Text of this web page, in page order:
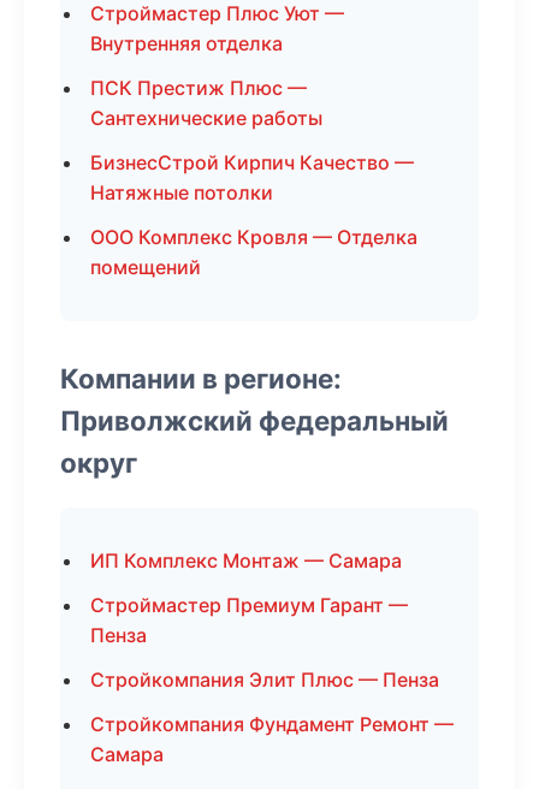
Строймастер Плюс Уют —
Внутренняя отделка
ПСК Престиж Плюс —
Сантехнические работы
БизнесСтрой Кирпич Качество —
Натяжные потолки
ООО Комплекс Кровля — Отделка
помещений
Компании в регионе:
Приволжский федеральный
округ
ИП Комплекс Монтаж — Самара
Строймастер Премиум Гарант —
Пенза
Стройкомпания Элит Плюс — Пенза
Стройкомпания Фундамент Ремонт —
Самара